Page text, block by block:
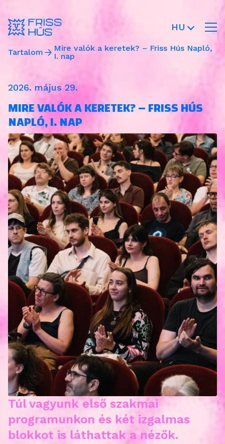
HU
Tartalom
Mire valók a keretek? – Friss Hús Napló,
I. nap
2026. május 29.
MIRE VALÓK A KERETEK? – FRISS HÚS
NAPLÓ, I. NAP
Túl vagyunk első szakmai
programunkon és két izgalmas
blokkot is láthattak a nézők.